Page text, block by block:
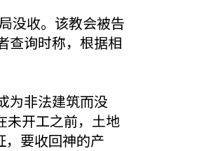
没收。该教会被告
查询时称，根据相
为非法建筑而没
未开工之前，土地
，要收回神的产